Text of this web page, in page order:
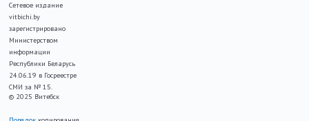
Сетевое издание
vitbichi.by
зарегистрировано
Министерством
информации
Республики Беларусь
24.06.19 в Госреестре
СМИ за № 15.
© 2025 Витебск